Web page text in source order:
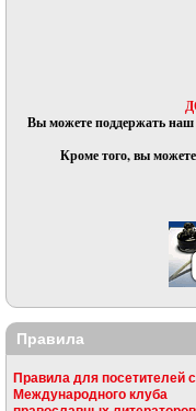
Вы можете поддержать наш
Кроме того, вы
Правила
Правила для посетителей
Международного клуба